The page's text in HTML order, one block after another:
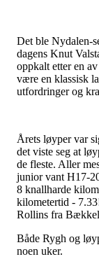
Det ble Nydalen-
dagens Knut
oppkalt etter en
være en klassisk
utfordringer og
Årets løyper var
det viste seg at
de fleste. Aller
junior vant H17-
8 knallharde
kilometertid -
Rollins fra
Både Rygh og
noen uker.